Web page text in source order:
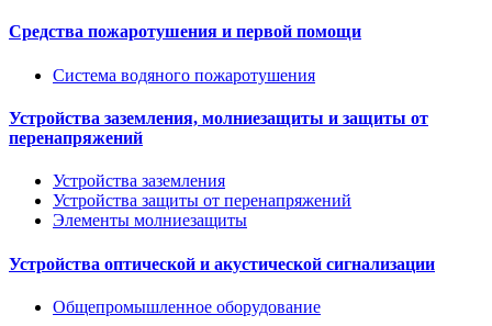
Средства пожаротушения и первой помощи
Система водяного пожаротушения
Устройства заземления, молниезащиты и защиты от
перенапряжений
Устройства заземления
Устройства защиты от перенапряжений
Элементы молниезащиты
Устройства оптической и акустической сигнализации
Общепромышленное оборудование